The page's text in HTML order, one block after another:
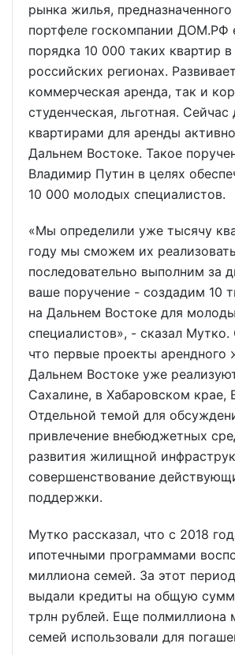
рынка жилья,
портфеле госкомпании ДОМ.РФ
порядка 10 000 таких квартир
российских регионах.
коммерческая аренда, так и
студенческая, льготная.
квартирами для аренды
Дальнем Востоке. Такое
Владимир Путин в целях
10 000 молодых специалистов.
«Мы определили уже тысячу
году мы сможем их
последовательно выполним за
ваше поручение - создадим 10
на Дальнем Востоке для
специалистов», - сказал
что первые проекты арендного
Дальнем Востоке уже
Сахалине, в Хабаровском крае,
Отдельной темой для
привлечение внебюджетных
развития жилищной
совершенствование
поддержки.
Мутко рассказал, что с 2018
ипотечными программами
миллиона семей. За этот
выдали кредиты на общую
трлн рублей. Еще полмиллиона
семей использовали для